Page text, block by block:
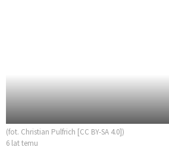
(fot. Christian Pulfrich [CC BY-SA 4.0])
6 lat temu